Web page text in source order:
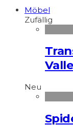
Möbel
Zufällig
Neu